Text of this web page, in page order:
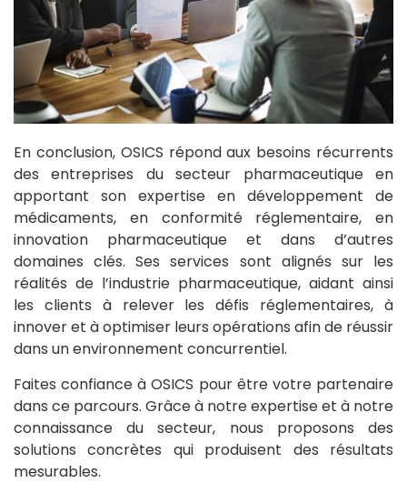
En conclusion, OSICS répond aux besoins récurrents
des entreprises du secteur pharmaceutique en
apportant son expertise en développement de
médicaments, en conformité réglementaire, en
innovation pharmaceutique et dans d’autres
domaines clés. Ses services sont alignés sur les
réalités de l’industrie pharmaceutique, aidant ainsi
les clients à relever les défis réglementaires, à
innover et à optimiser leurs opérations afin de réussir
dans un environnement concurrentiel.
Faites confiance à OSICS pour être votre partenaire
dans ce parcours. Grâce à notre expertise et à notre
connaissance du secteur, nous proposons des
solutions concrètes qui produisent des résultats
mesurables.